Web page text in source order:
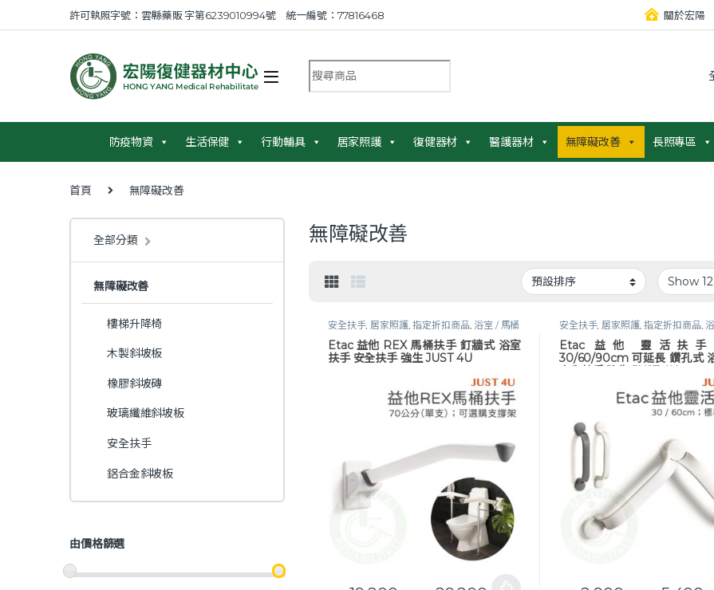
Skip to navigation
Skip to content許可執照字號：雲縣藥販 字第6239010994號 統一編號：77816468 關於宏陽
搜尋商品：
防疫物資 生活保健 行動輔具 居家照護 復健器材 醫護器材 無障礙改善 長照專區
首頁 無障礙改善
無障礙改善
安全扶手, 居家照護,指定折扣商品, 浴室 / 馬桶
安全扶手,無障礙改善, 衛浴安全 ,衛浴輔具,長
照專區
Etac 益他 REX 馬桶扶手 釘牆式 浴室
扶手 安全扶手 強生 JUST 4U
安全扶手, 居家照護,指定折扣商品,
安全扶手,無障礙改善, 衛浴安全
Etac 益他 靈活扶
30/60/90cm 可延長 鑽孔式
安全扶手 強生 JUST 4U
全部分類
無障礙改善
樓梯升降椅
木製斜坡板
橡膠斜坡磚
玻璃纖維斜坡板
安全扶手
鋁合金斜坡板
由價格篩選